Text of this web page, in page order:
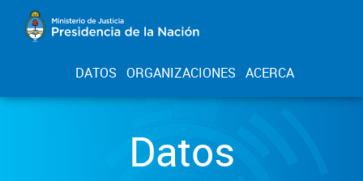
DATOS ORGANIZACIONES ACERCA
Datos